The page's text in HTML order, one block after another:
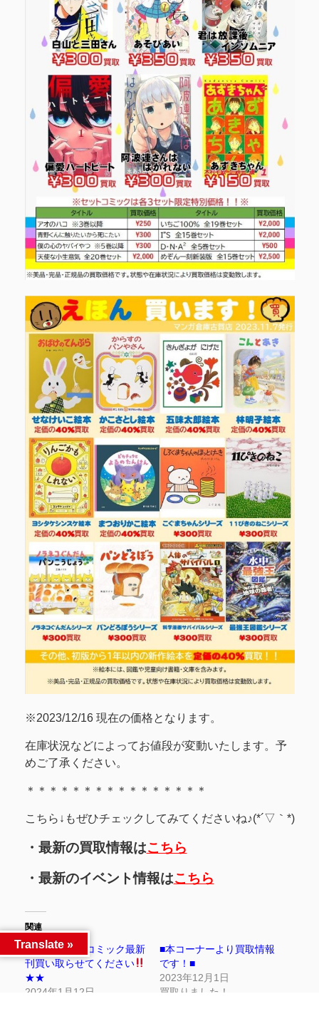
※2023/12/16 現在の価格となります。
在庫状況などによってお値段が変動いたします。予
めご了承ください。
＊＊＊＊＊＊＊＊＊＊＊＊＊＊＊＊
こちら↓もぜひチェックしてみてくださいね♪(*´▽｀*)
・最新の買取情報はこちら
・最新のイベント情報はこちら
関連
★★
大人気コミック最新
刊買い取らせてください
★★
2024年1月12日
■本コーナーより買取情報
です！■
2023年12月1日
買取りました！
Translate »